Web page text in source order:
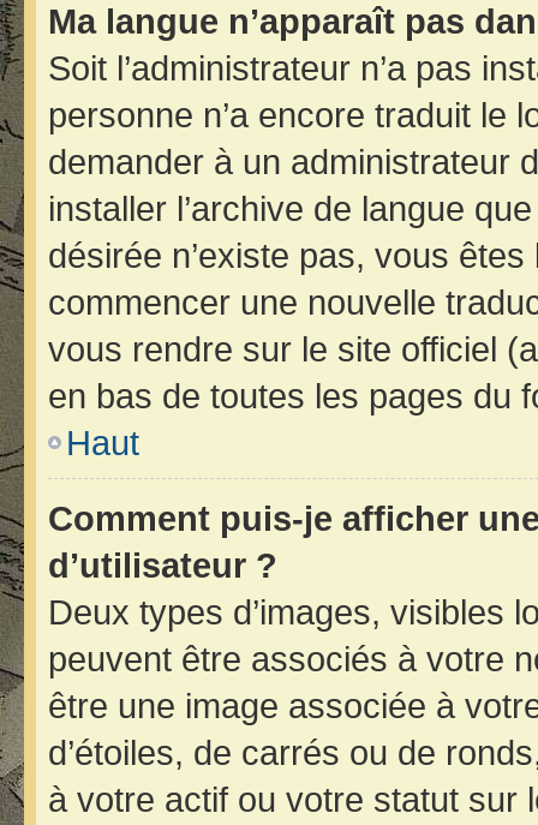
Ma langue n’apparaît pas
Soit l’administrateur n’a pas
personne n’a encore traduit le
demander à un administrateur
installer l’archive de langue
désirée n’existe pas, vous
commencer une nouvelle
vous rendre sur le site officiel
en bas de toutes les pages du
Haut
Comment puis-je afficher
d’utilisateur ?
Deux types d’images, visibles
peuvent être associés à votre
être une image associée à
d’étoiles, de carrés ou de
à votre actif ou votre statut sur